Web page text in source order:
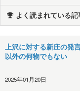
よく読まれている
上沢に対する新庄の発
以外の何物でもない
2025年01月20日